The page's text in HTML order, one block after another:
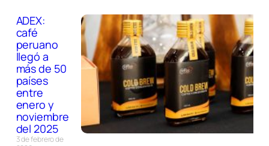
ADEX:
café
peruano
llegó a
más de 50
países
entre
enero y
noviembre
del 2025
3 de febrero de